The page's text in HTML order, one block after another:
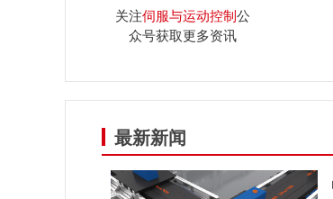
关注伺服与运动控制公
众号获取更多资讯
最新新闻